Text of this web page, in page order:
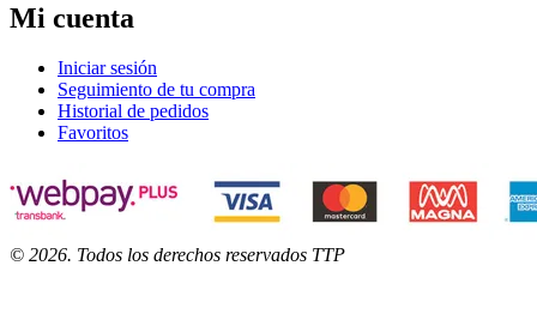
Mi cuenta
Iniciar sesión
Seguimiento de tu compra
Historial de pedidos
Favoritos
© 2026. Todos los derechos reservados TTP